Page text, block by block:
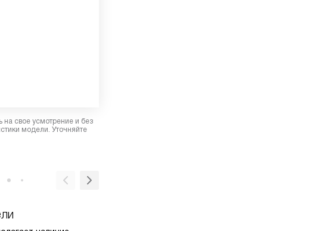
свое усмотрение и без
модели. Уточняйте